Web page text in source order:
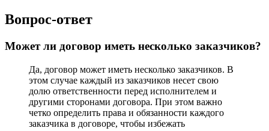
Вопрос-ответ
Может ли договор иметь несколько заказчиков?
Да, договор может иметь несколько заказчиков. В
этом случае каждый из заказчиков несет свою
долю ответственности перед исполнителем и
другими сторонами договора. При этом важно
четко определить права и обязанности каждого
заказчика в договоре, чтобы избежать